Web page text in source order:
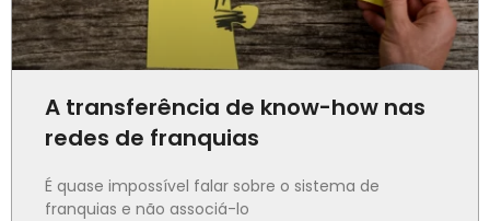
A transferência de know-how nas
redes de franquias
É quase impossível falar sobre o sistema de
franquias e não associá-lo